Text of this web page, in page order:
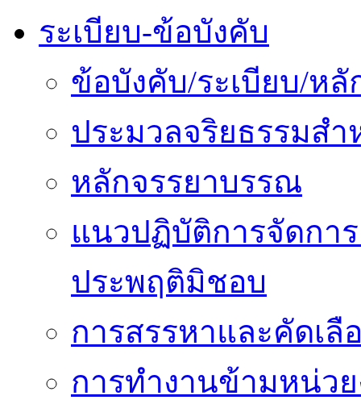
ระเบียบ-ข้อบังคับ
ข้อบังคับ/ระเบียบ/ห
ประมวลจริยธรรมส
หลักจรรยาบรรณ
แนวปฏิบัติการจัดการ
ประพฤติมิชอบ
การสรรหาและคัดเลื
การทำงานข้ามหน่ว